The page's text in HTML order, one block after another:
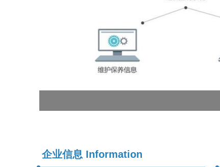
企业信息 Information